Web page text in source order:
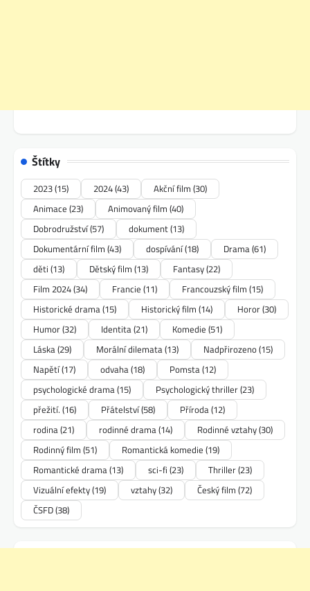
Štítky
2023(15) 2024(43) Akční film (30)
Animace (23) Animovaný film (40)
Dobrodružství(57) dokument(13)
Dokumentární film (43) dospívání(18) Drama(61)
děti (13) Dětský film (13) Fantasy(22)
Film 2024(34) Francie (11) Francouzský film (15)
Historické drama(15) Historický film (14) Horor(30)
Humor(32) Identita(21) Komedie (51)
Láska(29) Morální dilemata(13) Nadpřirozeno(15)
Napětí(17) odvaha(18) Pomsta(12)
psychologické drama(15) Psychologický thriller(23)
přežití. (16) Přátelství(58) Příroda(12)
rodina(21) rodinné drama(14) Rodinné vztahy(30)
Rodinný film (51) Romantická komedie (19)
Romantické drama(13) sci-fi (23) Thriller(23)
Vizuální efekty(19) vztahy(32) Český film (72)
ČSFD(38)